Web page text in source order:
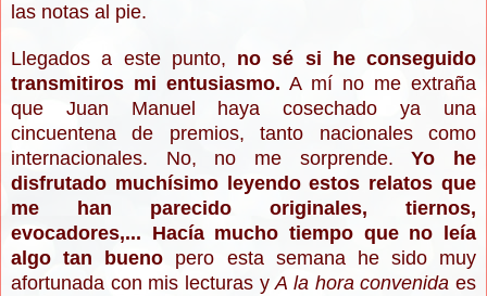
las notas al pie.
Llegados a este punto, no sé si he conseguido
transmitiros mi entusiasmo. A mí no me extraña
que Juan Manuel haya cosechado ya una
cincuentena de premios, tanto nacionales como
internacionales. No, no me sorprende.Yo he
disfrutado muchísimo leyendo estos relatos que
me han parecido originales, tiernos,
evocadores,... Hacía mucho tiempo que no leía
algo tan bueno pero esta semana he sido muy
afortunada con mis lecturas yA la hora convenida es